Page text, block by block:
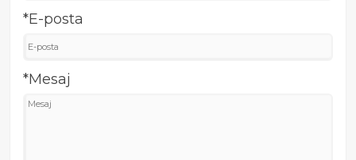
*E-posta
*Mesaj